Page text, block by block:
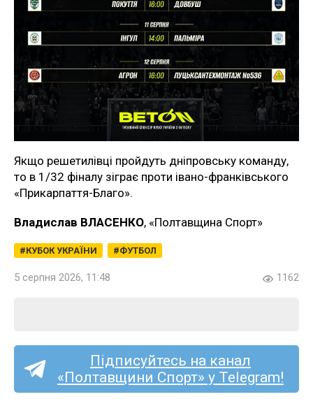
Якщо решетилівці пройдуть дніпровську команду,
то в 1/32 фіналу зіграє проти івано-франківського
«Прикарпаття-Благо».
Владислав ВЛАСЕНКО, «Полтавщина Спорт»
КУБОК УКРАЇНИ ФУТБОЛ
5 серпня 2026, 11:48 1162
Підписуйтесь на канал
«Полтавщини Спорт» у Telegram!